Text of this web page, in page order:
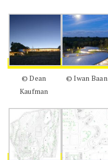
© Dean
Kaufman
© Iwan Baan